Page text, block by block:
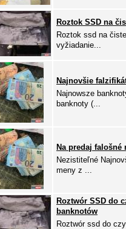
Roztok SSD na
Roztok ssd na
vyžiadanie...
Najnovšie
Najnowsze
banknoty (...
Na predaj
Nezistiteľné
meny z ...
Roztwór SSD do
banknotów
Roztwór ssd do